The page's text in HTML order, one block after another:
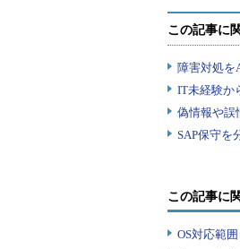
この記事に
OS対応範